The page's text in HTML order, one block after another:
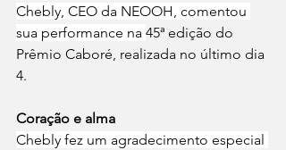
Chebly, CEO da NEOOH, comentou
sua performance na 45ª edição do
Prêmio Caboré, realizada no último dia
4.
Coração e alma
Chebly fez um agradecimento especial